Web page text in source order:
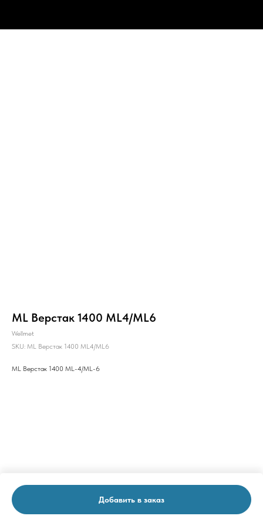
ML Верстак 1400 ML4/ML6
Wellmet
SKU: ML Верстак 1400 ML4/ML6
Добавить в заказ
ML Верстак 1400 ML-4/ML-6